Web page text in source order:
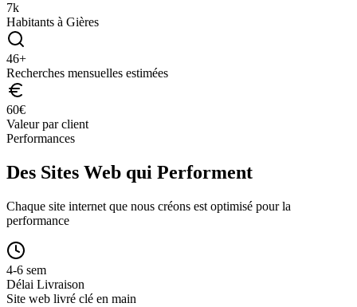
7k
Habitants à Gières
46+
Recherches mensuelles estimées
60€
Valeur par client
Performances
Des Sites Web qui Performent
Chaque site internet que nous créons est optimisé pour la
performance
4-6 sem
Délai Livraison
Site web livré clé en main